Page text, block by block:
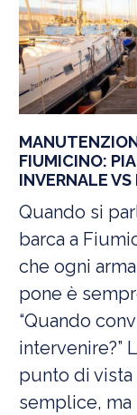
FIUMICINO:
INVERNALE
Quando si
barca a
che ogni
pone è
“Quando
intervenire?”
punto di
semplice,